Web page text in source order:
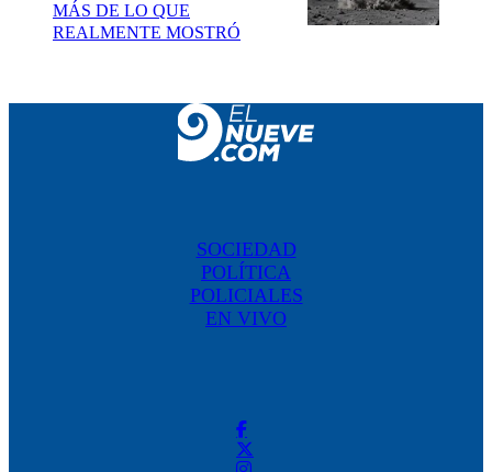
MÁS DE LO QUE
REALMENTE MOSTRÓ
SOCIEDAD
POLÍTICA
POLICIALES
EN VIVO